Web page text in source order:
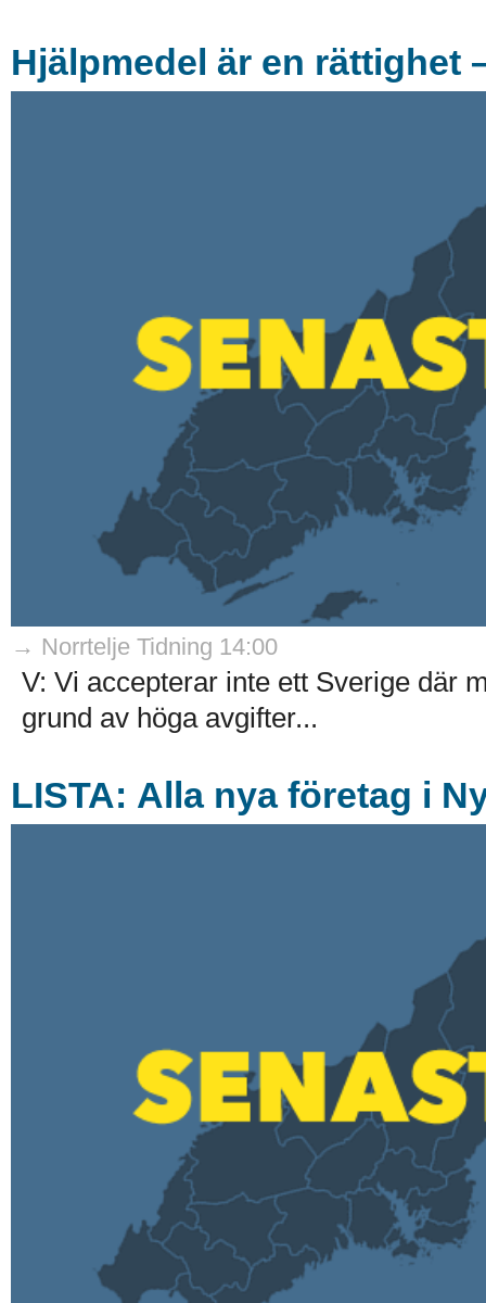
Hjälpmedel är en rättighet
→ Norrtelje Tidning 14:00
V: Vi accepterar inte ett Sverige där
grund av höga avgifter...
LISTA: Alla nya företag i